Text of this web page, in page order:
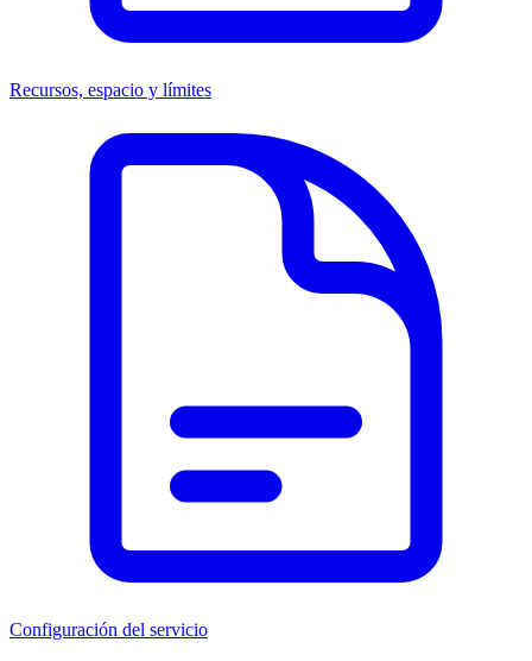
Recursos, espacio y límites
Configuración del servicio